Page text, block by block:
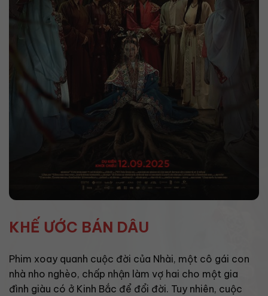
KHẾ ƯỚC BÁN DÂU
Phim xoay quanh cuộc đời của Nhài, một cô gái con
nhà nho nghèo, chấp nhận làm vợ hai cho một gia
đình giàu có ở Kinh Bắc để đổi đời. Tuy nhiên, cuộc